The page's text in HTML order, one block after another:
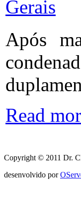
Gerais
Após
Read
Copyright © 2011 Dr.
desenvolvido por